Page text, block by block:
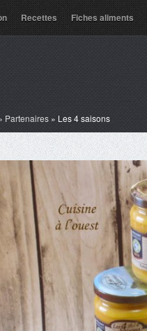
Recettes Fiches aliments
Partenaires » Les 4 saisons